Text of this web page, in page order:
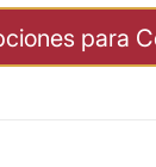
para